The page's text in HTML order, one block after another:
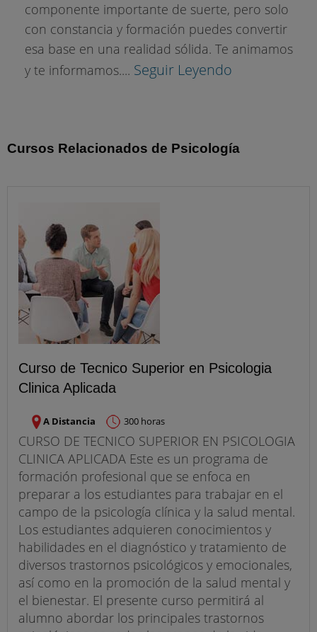
componente importante de suerte, pero solo
con constancia y formación puedes convertir
esa base en una realidad sólida. Te animamos
y te informamos.... Seguir Leyendo
Cursos Relacionados de Psicología
Curso de Tecnico Superior en Psicologia
Clinica Aplicada
A Distancia 300 horas
CURSO DE TECNICO SUPERIOR EN PSICOLOGIA
CLINICA APLICADA Este es un programa de
formación profesional que se enfoca en
preparar a los estudiantes para trabajar en el
campo de la psicología clínica y la salud mental.
Los estudiantes adquieren conocimientos y
habilidades en el diagnóstico y tratamiento de
diversos trastornos psicológicos y emocionales,
así como en la promoción de la salud mental y
el bienestar. El presente curso permitirá al
alumno abordar los principales trastornos